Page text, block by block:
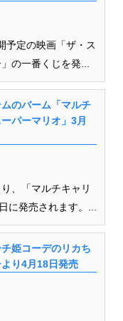
予定の映画「ザ・ス
の一番くじを発...
のバーム「マルチ
パーマリオ」3月
、「マルチキャリ
に発売されます。...
姫コーデのリカち
り4月18日発売